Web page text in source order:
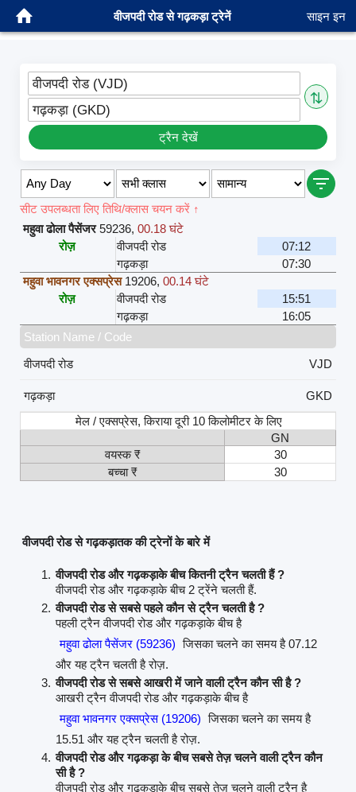
वीजपदी रोड से गढ़कड़ा ट्रेनें साइन इन
वीजपदी रोड (VJD)
⇅
गढ़कड़ा (GKD)
ट्रैन देखें
सीट उपलब्धता लिए तिथि/क्लास चयन करें ↑
महुवा ढोला पैसेंजर 59236, 00.18 घंटे
रोज़
वीजपदी रोड
07:12
गढ़कड़ा
07:30
महुवा भावनगर एक्सप्रेस 19206, 00.14 घंटे
रोज़
वीजपदी रोड
15:51
गढ़कड़ा
16:05
Station Name / Code
वीजपदी रोड
VJD
गढ़कड़ा
GKD
मेल / एक्सप्रेस, किराया दूरी 10 किलोमीटर के लिए
GN
वयस्क ₹
30
बच्चा ₹
30
वीजपदी रोड से गढ़कड़ातक की ट्रेनों के बारे में
वीजपदी रोड और गढ़कड़ाके बीच कितनी ट्रैन चलती हैं ?
वीजपदी रोड और गढ़कड़ाके बीच 2 ट्रेंने चलती हैं.
वीजपदी रोड से सबसे पहले कौन से ट्रैन चलती है ?
पहली ट्रैन वीजपदी रोड और गढ़कड़ाके बीच है
महुवा ढोला पैसेंजर (59236) जिसका चलने का समय है 07.12
और यह ट्रैन चलती है रोज़.
वीजपदी रोड से सबसे आखरी में जाने वाली ट्रैन कौन सी है ?
आखरी ट्रैन वीजपदी रोड और गढ़कड़ाके बीच है
महुवा भावनगर एक्सप्रेस (19206) जिसका चलने का समय है
15.51 और यह ट्रैन चलती है रोज़.
वीजपदी रोड और गढ़कड़ा के बीच सबसे तेज़ चलने वाली ट्रैन कौन
सी है ?
वीजपदी रोड और गढ़कड़ाके बीच सबसे तेज़ चलने वाली ट्रैन है